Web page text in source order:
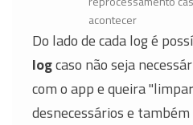
acontecer
Do lado de cada log é
logcaso não seja
com o app e queira
desnecessários e também